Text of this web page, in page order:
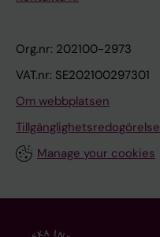
Org.nr: 202100-2973
VAT.nr: SE202100297301
Om webbplatsen
Tillgänglighetsredogörelse
Manage your cookies